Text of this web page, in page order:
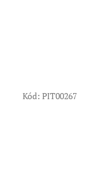
Kód: PIT00267